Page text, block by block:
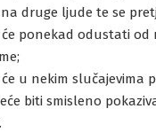
druge ljude te se
ponekad odustati od
u nekim slučajevima
biti smisleno